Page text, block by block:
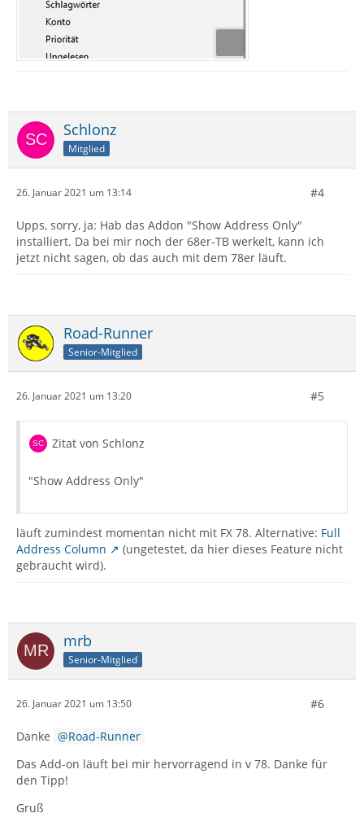
Schlonz
Mitglied
26. Januar 2021 um 13:14 #4
Upps, sorry, ja: Hab das Addon "Show Address Only"
installiert. Da bei mir noch der 68er-TB werkelt, kann ich
jetzt nicht sagen, ob das auch mit dem 78er läuft.
Road-Runner
Senior-Mitglied
26. Januar 2021 um 13:20 #5
Zitat von Schlonz
"Show Address Only"
läuft zumindest momentan nicht mit FX 78. Alternative: Full
Address Column
(ungetestet, da hier dieses Feature nicht
gebraucht wird).
mrb
Senior-Mitglied
26. Januar 2021 um 13:50 #6
Danke
Road-Runner
Das Add-on läuft bei mir hervorragend in v 78. Danke für
den Tipp!
Gruß